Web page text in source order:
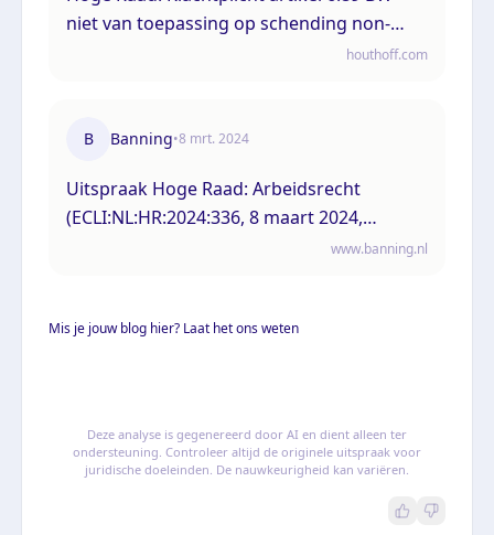
niet van toepassing op schending non-
houthoff.com
B Banning•8 mrt. 2024
Uitspraak Hoge Raad: Arbeidsrecht
(ECLI:NL:HR:2024:336, 8 maart 2024,
www.banning.nl
Mis je jouw blog hier? Laat het ons weten
Deze analyse is gegenereerd door AI en dient alleen ter
ondersteuning. Controleer altijd de originele uitspraak voor
juridische doeleinden. De nauwkeurigheid kan variëren.